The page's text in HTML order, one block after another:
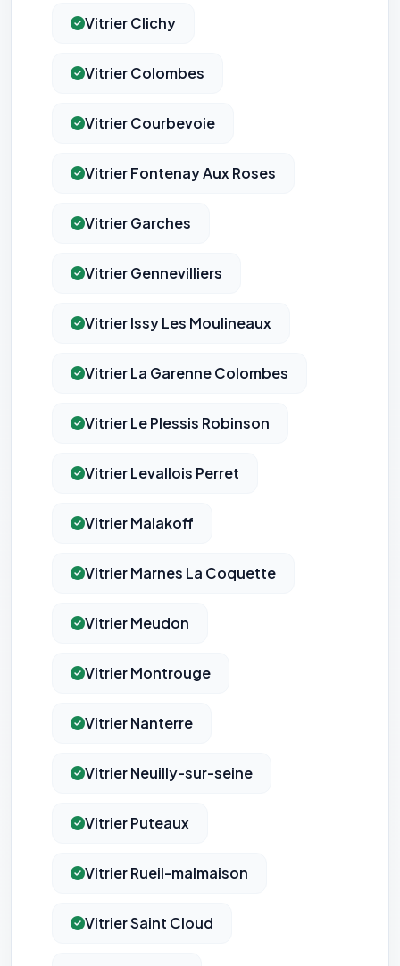
Vitrier Clichy
Vitrier Colombes
Vitrier Courbevoie
Vitrier Fontenay Aux Roses
Vitrier Garches
Vitrier Gennevilliers
Vitrier Issy Les Moulineaux
Vitrier La Garenne Colombes
Vitrier Le Plessis Robinson
Vitrier Levallois Perret
Vitrier Malakoff
Vitrier Marnes La Coquette
Vitrier Meudon
Vitrier Montrouge
Vitrier Nanterre
Vitrier Neuilly-sur-seine
Vitrier Puteaux
Vitrier Rueil-malmaison
Vitrier Saint Cloud
Les e-mails peuvent contenir un pixel d'ouverture et des liens
traçants (Art. 82 loi Informatique et Libertés ; recommandation CNIL
opposer : utilisez lelien dédié en pied de chaque courriel